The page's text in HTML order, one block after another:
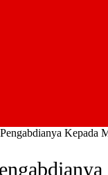
Kepada